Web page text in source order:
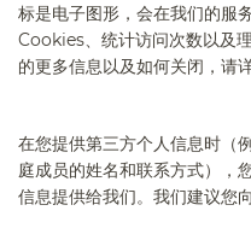
标是电子图形，会在我们的服
Cookies、统计访问次数以及
的更多信息以及如何关闭，请
在您提供第三方个人信息时（
庭成员的姓名和联系方式），
信息提供给我们。我们建议您